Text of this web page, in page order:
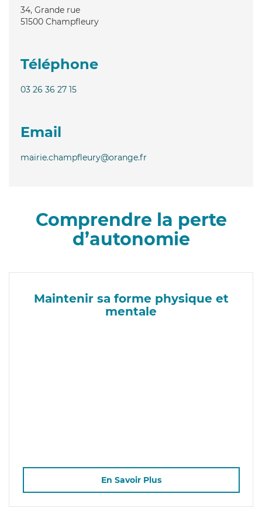
34, Grande rue
51500 Champfleury
Téléphone
03 26 36 27 15
Email
mairie.champfleury@orange.fr
Comprendre la perte
d’autonomie
Maintenir sa forme physique et
mentale
En Savoir Plus